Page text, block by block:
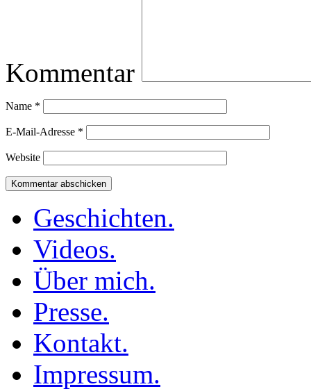
Kommentar
Name *
E-Mail-Adresse *
Website
Geschichten.
Videos.
Über mich.
Presse.
Kontakt.
Impressum.